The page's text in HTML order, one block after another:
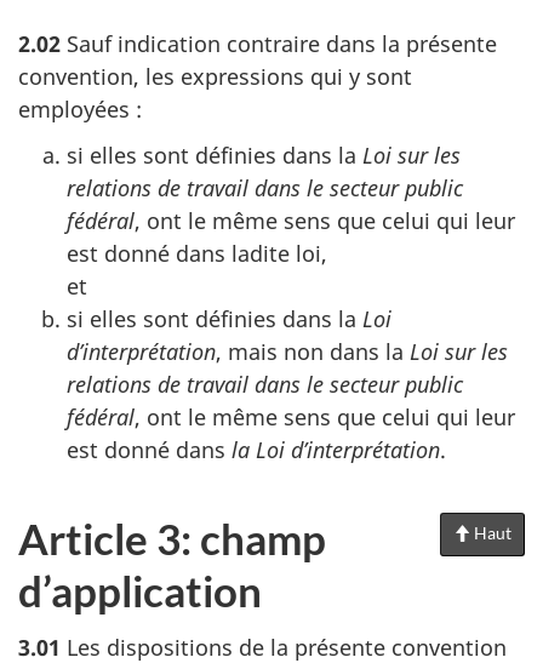
2.02 Sauf indication contraire dans la présente
convention, les expressions qui y sont
employées :
si elles sont définies dans la Loi sur les
relations de travail dans le secteur public
fédéral, ont le même sens que celui qui leur
est donné dans ladite loi,
et
si elles sont définies dans la Loi
d’interprétation, mais non dans la Loi sur les
relations de travail dans le secteur public
fédéral, ont le même sens que celui qui leur
est donné dans la Loi d’interprétation.
Haut
la
Article 3: champ
d’application
3.01 Les dispositions de la présente convention